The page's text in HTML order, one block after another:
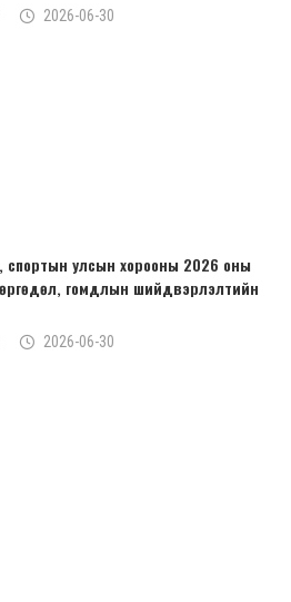
2026-06-30
спортын улсын хорооны 2026 оны
гомдлын шийдвэрлэлтийн
2026-06-30